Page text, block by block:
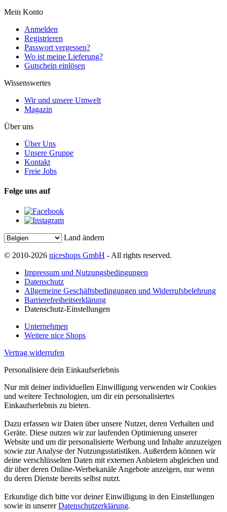
Mein Konto
Anmelden
Registrieren
Passwort vergessen?
Wo ist meine Lieferung?
Gutschein einlösen
Wissenswertes
Wir und unsere Umwelt
Magazin
Über uns
Über Uns
Unsere Gruppe
Kontakt
Freie Jobs
Folge uns auf
Land ändern
© 2010-2026 niceshops GmbH - All rights reserved.
Impressum und Nutzungsbedingungen
Datenschutz
Allgemeine Geschäftsbedingungen und Widerrufsbelehrung
Barrierefreiheitserklärung
Datenschutz-Einstellungen
Unternehmen
Weitere nice Shops
Vertrag widerrufen
Personalisiere dein Einkaufserlebnis
Nur mit deiner individuellen Einwilligung verwenden wir Cookies
und weitere Technologien, um dir ein personalisiertes
Einkaufserlebnis zu bieten.
Dazu erfassen wir Daten über unsere Nutzer, deren Verhalten und
Geräte. Diese nutzen wir zur laufenden Optimierung unserer
Website und um dir personalisierte Werbung und Inhalte anzuzeigen
sowie zur Analyse der Nutzungsstatistiken. Außerdem können wir
deine verschlüsselten Daten mit externen Anbietern abgleichen und
dir über deren Online-Werbekanäle Angebote anzeigen, nur wenn
du deren Dienste bereits selbst nutzt.
Erkundige dich bitte vor deiner Einwilligung in den Einstellungen
sowie in unsererDatenschutzerklärung.